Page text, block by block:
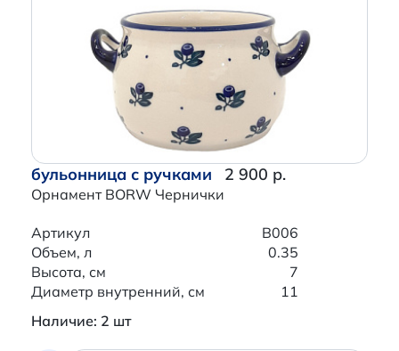
бульонница с ручками
Орнамент BORW Чернички
2 900 р.
Артикул
B006
Объем, л
0.35
Высота, см
7
Диаметр внутренний, см
11
Наличие: 2 шт